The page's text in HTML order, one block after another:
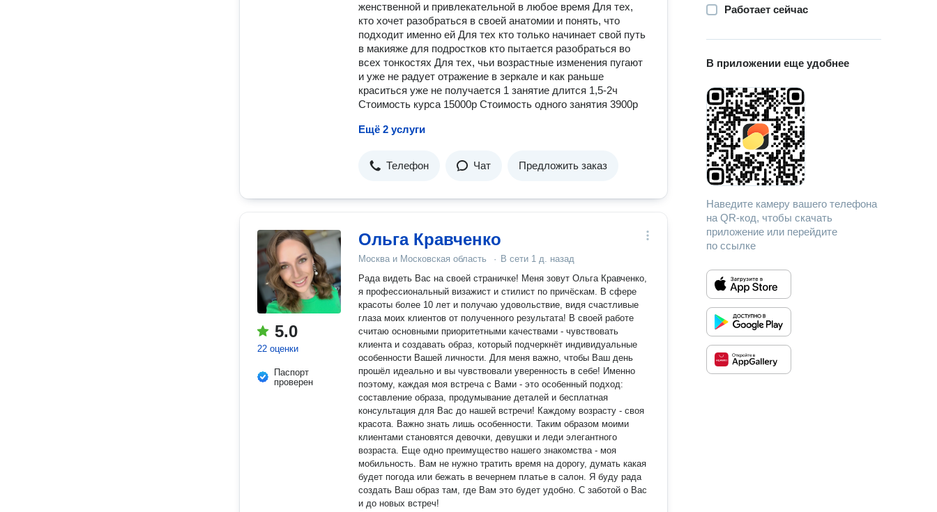
женственной и привлекательной в любое время Для тех,
кто хочет разобраться в своей анатомии и понять, что
подходит именно ей Для тех кто только начинает свой путь
в макияже для подростков кто пытается разобраться во
всех тонкостях Для тех, чьи возрастные изменения пугают
и уже не радует отражение в зеркале и как раньше
краситься уже не получается 1 занятие длится 1,5-2ч
Стоимость курса 15000р Стоимость одного занятия 3900р
Ещё 2 услуги
Телефон Чат Предложить заказ
5.0
22 оценки
Паспорт
проверен
Ольга Кравченко
Москва и Московская область · В сети 1 д. назад
Рада видеть Вас на своей страничке! Меня зовут Ольга Кравченко,
я профессиональный визажист и стилист по причёскам. В сфере
красоты более 10 лет и получаю удовольствие, видя счастливые
глаза моих клиентов от полученного результата! В своей работе
считаю основными приоритетными качествами - чувствовать
клиента и создавать образ, который подчеркнёт индивидуальные
особенности Вашей личности. Для меня важно, чтобы Ваш день
прошёл идеально и вы чувствовали уверенность в себе! Именно
поэтому, каждая моя встреча с Вами - это особенный подход:
составление образа, продумывание деталей и бесплатная
консультация для Вас до нашей встречи! Каждому возрасту - своя
красота. Важно знать лишь особенности. Таким образом моими
клиентами становятся девочки, девушки и леди элегантного
возраста. Еще одно преимущество нашего знакомства - моя
мобильность. Вам не нужно тратить время на дорогу, думать какая
будет погода или бежать в вечернем платье в салон. Я буду рада
создать Ваш образ там, где Вам это будет удобно. С заботой о Вас
и до новых встреч!
Работает сейчас
В приложении еще удобнее
Наведите камеру вашего телефона
на QR-код, чтобы скачать
приложение или перейдите
по ссылке